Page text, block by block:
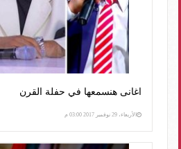
اغانى هنسمعها في حفلة القرن
الأربعاء، 29 نوفمبر 2017 03:00 م